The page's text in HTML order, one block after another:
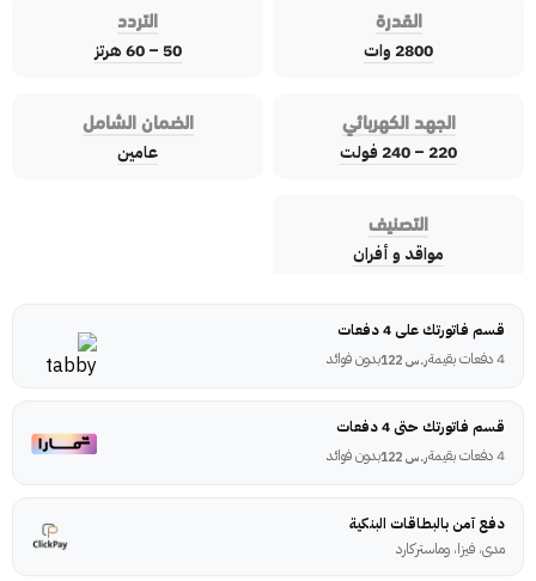
القدرة
2800 وات
التردد
50 – 60 هرتز
الجهد الكهربائي
220 – 240 فولت
الضمان الشامل
عامين
التصنيف
مواقد و أفران
قسم فاتورتك على 4 دفعات
4 دفعات بقيمة
ر.س بدون فوائد
قسم فاتورتك حتى 4 دفعات
4 دفعات بقيمة
ر.س بدون فوائد
دفع آمن بالبطاقات البنكية
مدى، فيزا، وماستركارد